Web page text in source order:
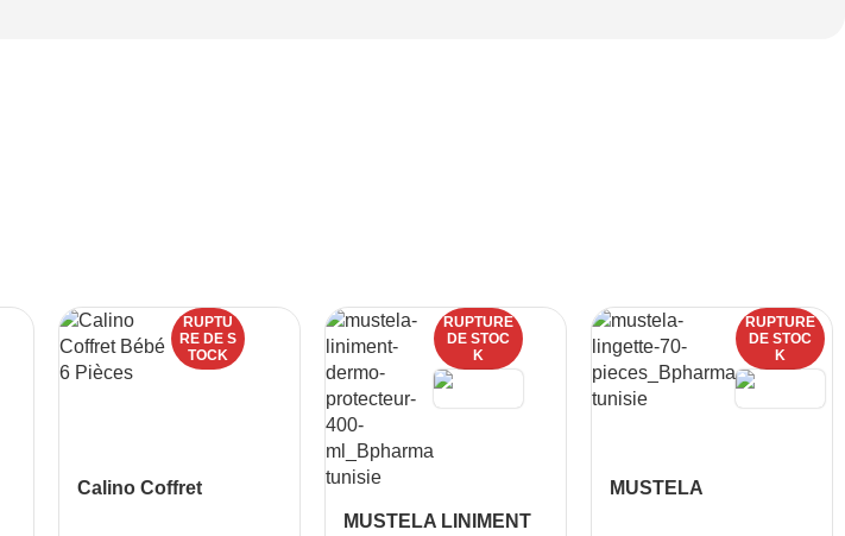
RUPTU
RE DE S
TOCK
Calino Coffret
RUPTURE
DE STOC
K
MUSTELA LINIMENT
RUPTURE
DE STOC
K
MUSTELA